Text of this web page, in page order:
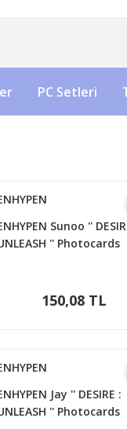
PC Setleri
Sunoo ''
'' Photocards
150,08 TL
Jay '' DESIRE :
'' Photocards